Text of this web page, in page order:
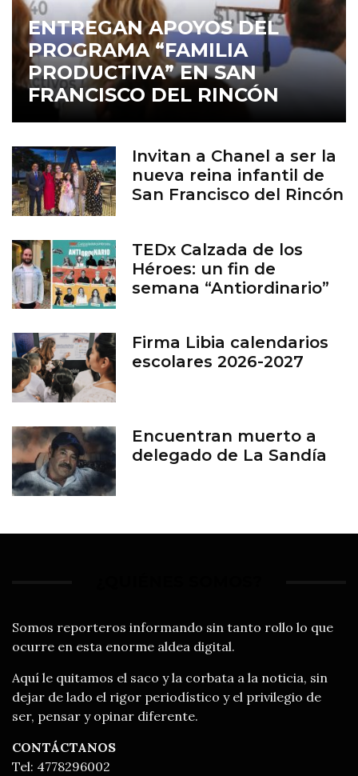
ENTREGAN APOYOS DEL
PROGRAMA “FAMILIA
PRODUCTIVA” EN SAN
FRANCISCO DEL RINCÓN
Invitan a Chanel a ser la
nueva reina infantil de
San Francisco del Rincón
TEDx Calzada de los
Héroes: un fin de
semana “Antiordinario”
Firma Libia calendarios
escolares 2026-2027
Encuentran muerto a
delegado de La Sandía
Somos reporteros informando sin tanto rollo lo que
ocurre en esta enorme aldea digital.
Aquí le quitamos el saco y la corbata a la noticia, sin
dejar de lado el rigor periodístico y el privilegio de
ser, pensar y opinar diferente.
CONTÁCTANOS
Tel: 4778296002